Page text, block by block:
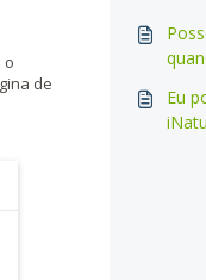
o
de
Eu